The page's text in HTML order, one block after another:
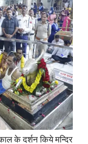
के दर्शन किये मन्दिर